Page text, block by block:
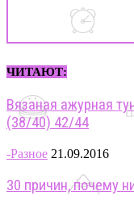
ЧИТАЮТ:
Вязаная ажурная
(38/40) 42/44
-Разное 21.09.2016
30 причин, почему